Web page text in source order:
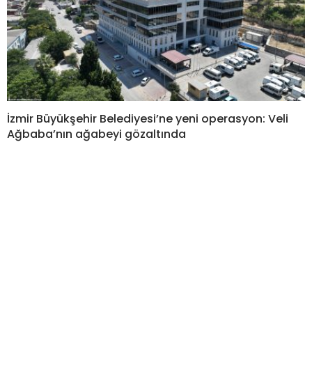
İzmir Büyükşehir Belediyesi’ne yeni operasyon: Veli
Ağbaba’nın ağabeyi gözaltında